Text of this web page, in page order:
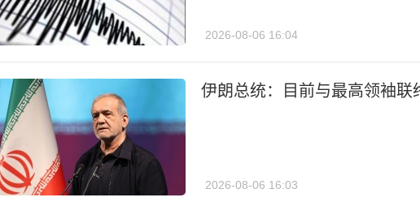
2026-08-06 16:04
伊朗总统：目前与最高领袖
2026-08-06 16:03